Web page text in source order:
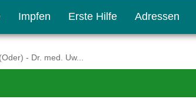
Impfen Erste Hilfe Adressen
- Dr. med. Uw...